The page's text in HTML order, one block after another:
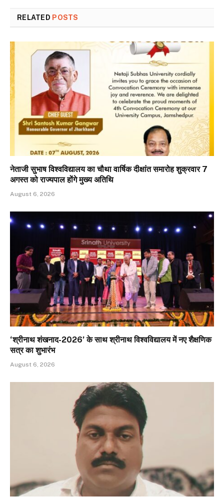
RELATED POSTS
नेताजी सुभाष विश्वविद्यालय का चौथा वार्षिक दीक्षांत समारोह शुक्रवार 7
अगस्त को राज्यपाल होंगे मुख्य अतिथि
August 6, 2026
‘श्रीनाथ शंखनाद-2026’ के साथ श्रीनाथ विश्वविद्यालय में नए शैक्षणिक
सत्र का शुभारंभ
August 6, 2026